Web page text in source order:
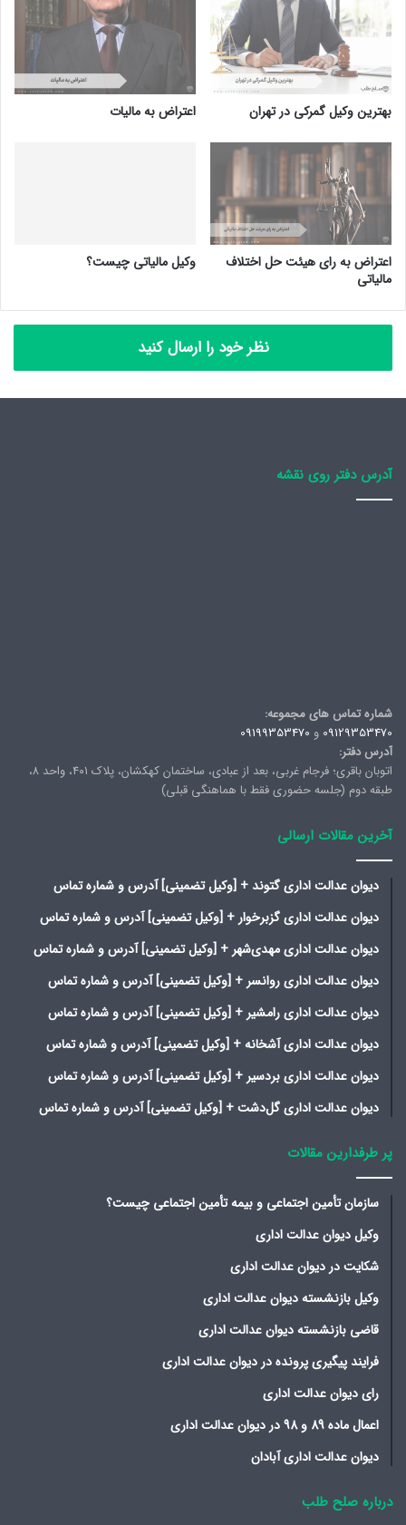
بهترین وکیل گمرکی در تهران اعتراض به مالیات
اعتراض به رای هیئت حل اختلاف
مالیاتی
وکیل مالیاتی چیست؟
نظر خود را ارسال کنید
آدرس دفتر روی نقشه
شماره تماس های مجموعه:
09129353470 و 09199353470
آدرس دفتر:
اتوبان باقری؛ فرجام غربی، بعد از عبادی، ساختمان کهکشان، پلاک ۴۰۱، واحد ۸،
طبقه دوم (جلسه حضوری فقط با هماهنگی قبلی)
آخرین مقالات ارسالی
دیوان عدالت اداری گتوند + [وکیل تضمینی] آدرس و شماره تماس
دیوان عدالت اداری گزبرخوار + [وکیل تضمینی] آدرس و شماره تماس
دیوان عدالت اداری مهدی‌شهر + [وکیل تضمینی] آدرس و شماره تماس
دیوان عدالت اداری روانسر + [وکیل تضمینی] آدرس و شماره تماس
دیوان عدالت اداری رامشیر + [وکیل تضمینی] آدرس و شماره تماس
دیوان عدالت اداری آشخانه + [وکیل تضمینی] آدرس و شماره تماس
دیوان عدالت اداری بردسیر + [وکیل تضمینی] آدرس و شماره تماس
دیوان عدالت اداری گل‌دشت + [وکیل تضمینی] آدرس و شماره تماس
پر طرفدارین مقالات
سازمان تأمین اجتماعی و بیمه تأمین اجتماعی چیست؟
وکیل دیوان عدالت اداری
شکایت در دیوان عدالت اداری
وکیل بازنشسته دیوان عدالت اداری
قاضی بازنشسته دیوان عدالت اداری
فرایند پیگیری پرونده در دیوان عدالت اداری
رای دیوان عدالت اداری
اعمال ماده 89 و 98 در دیوان عدالت اداری
دیوان عدالت اداری آبادان
درباره صلح طلب